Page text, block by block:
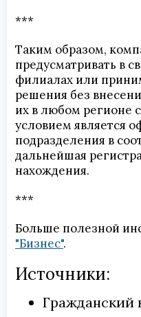
***
Таким образом,
предусматривать в
филиалах или
решения без
их в любом регионе
условием является
подразделения в
дальнейшая
нахождения.
***
Больше полезной
"Бизнес".
Источники:
Гражданский